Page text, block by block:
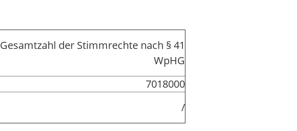
Gesamtzahl der Stimmrechte nach § 41
WpHG
7018000
/